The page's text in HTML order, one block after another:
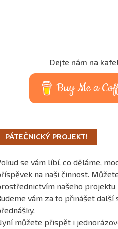
Dejte nám na kafe!
Buy Me a
PÁTEČNICKÝ PROJEKT!
se vám líbí, co děláme,
na naši činnost.
našeho projektu
vám za to přinášet další
můžete přispět i